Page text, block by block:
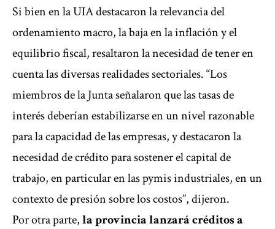
Si bien en la UIA destacaron la relevancia del
ordenamiento macro, la baja en la inflación y el
equilibrio fiscal, resaltaron la necesidad de tener en
cuenta las diversas realidades sectoriales. “Los
miembros de la Junta señalaron que las tasas de
interés deberían estabilizarse en un nivel razonable
para la capacidad de las empresas, y destacaron la
necesidad de crédito para sostener el capital de
trabajo, en particular en las pymis industriales, en un
contexto de presión sobre los costos”, dijeron.
Por otra parte,la provincia lanzará créditos a